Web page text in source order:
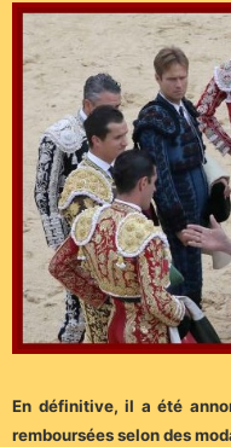
En définitive, il a été
remboursées selon des